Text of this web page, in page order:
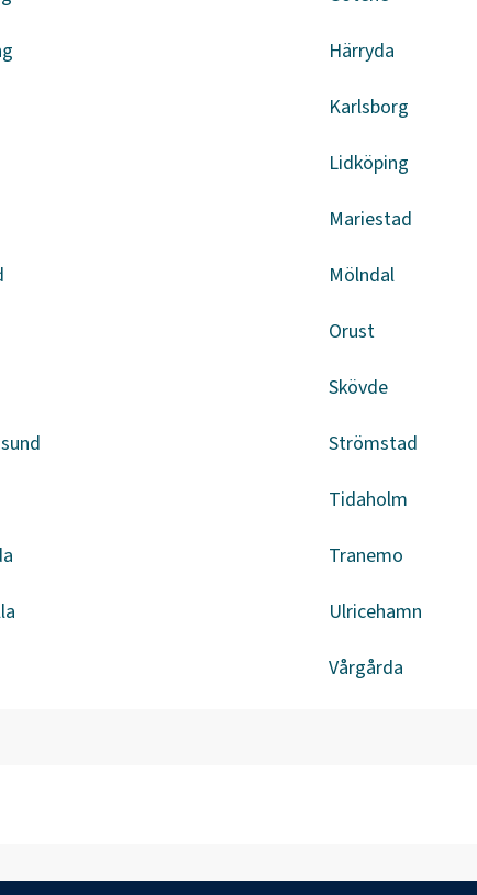
Härryda
Karlsborg
Lidköping
Mariestad
Mölndal
Orust
Skövde
Strömstad
Tidaholm
Tranemo
Ulricehamn
Vårgårda